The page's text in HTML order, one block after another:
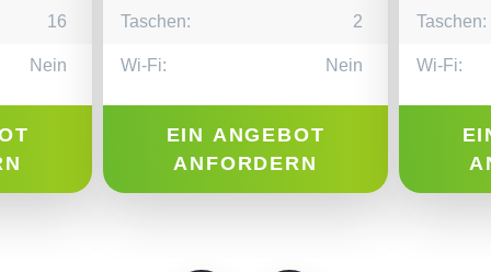
16
Nein
Taschen: 2
Wi-Fi: Nein
EIN ANGEBOT
ANFORDERN
Taschen:
Wi-Fi: